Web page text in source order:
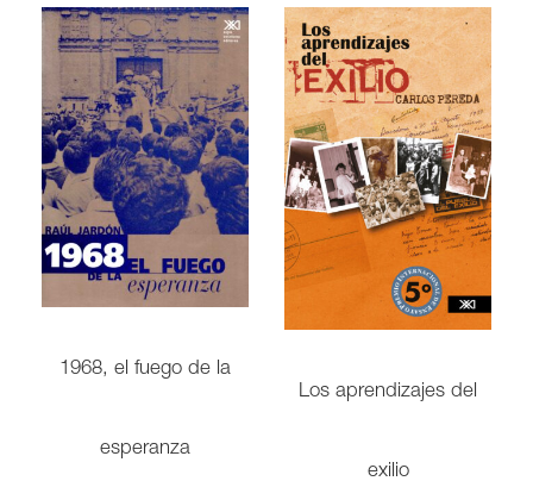
1968, el fuego de la
esperanza
Los aprendizajes del
exilio